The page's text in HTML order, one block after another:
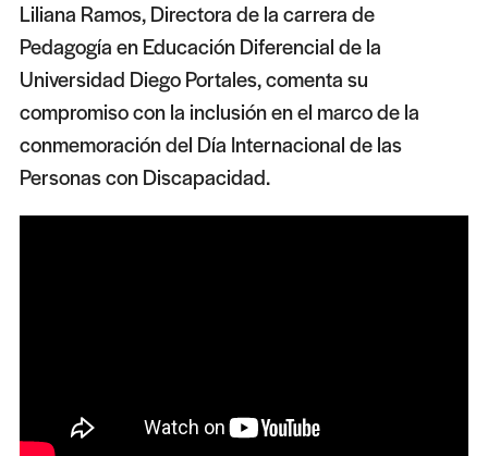
Liliana Ramos, Directora de la carrera de
Pedagogía en Educación Diferencial de la
Universidad Diego Portales, comenta su
compromiso con la inclusión en el marco de la
conmemoración del Día Internacional de las
Personas con Discapacidad.